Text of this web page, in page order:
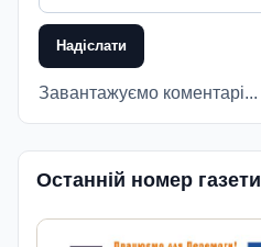
Надіслати
Завантажуємо коментарі...
Останній номер газети